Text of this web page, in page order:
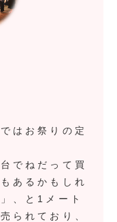
はお祭りの定
でねだって買
あるかもしれ
、と1メート
られており、